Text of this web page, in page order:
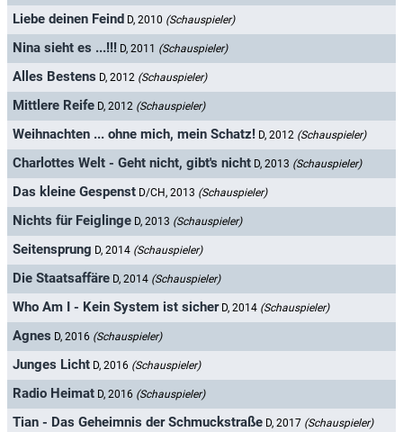
Liebe deinen Feind D, 2010 (Schauspieler)
Nina sieht es ...!!! D, 2011 (Schauspieler)
Alles Bestens D, 2012 (Schauspieler)
Mittlere Reife D, 2012 (Schauspieler)
Weihnachten ... ohne mich, mein Schatz! D, 2012 (Schauspieler)
Charlottes Welt - Geht nicht, gibt's nicht D, 2013 (Schauspieler)
Das kleine Gespenst D/CH, 2013 (Schauspieler)
Nichts für Feiglinge D, 2013 (Schauspieler)
Seitensprung D, 2014 (Schauspieler)
Die Staatsaffäre D, 2014 (Schauspieler)
Who Am I - Kein System ist sicher D, 2014 (Schauspieler)
Agnes D, 2016 (Schauspieler)
Junges Licht D, 2016 (Schauspieler)
Radio Heimat D, 2016 (Schauspieler)
Tian - Das Geheimnis der Schmuckstraße D, 2017 (Schauspieler)